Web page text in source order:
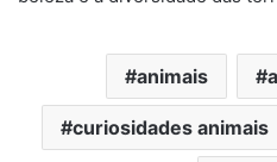
animais
curiosidades animais